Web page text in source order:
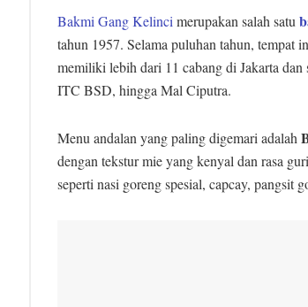
Bakmi Gang Kelinci merupakan salah satu
tahun 1957. Selama puluhan tahun, tempat
memiliki lebih dari 11 cabang di Jakarta
ITC BSD, hingga Mal Ciputra.
Menu andalan yang paling digemari adalah
dengan tekstur mie yang kenyal dan rasa
seperti nasi goreng spesial, capcay, pangsit